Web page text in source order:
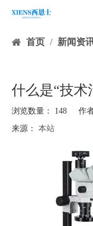
首页 / 新闻资
什么是“技术
浏览数量： 148 作者
来源： 本站